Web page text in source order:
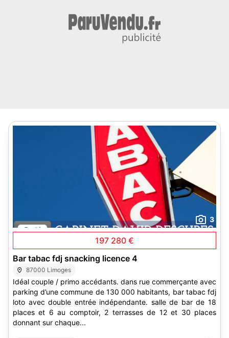
3
197 280 €
Bar tabac fdj snacking licence 4
87000 Limoges
Idéal couple / primo accédants. dans rue commerçante avec
parking d’une commune de 130 000 habitants, bar tabac fdj
loto avec double entrée indépendante. salle de bar de 18
places et 6 au comptoir, 2 terrasses de 12 et 30 places
donnant sur chaque...